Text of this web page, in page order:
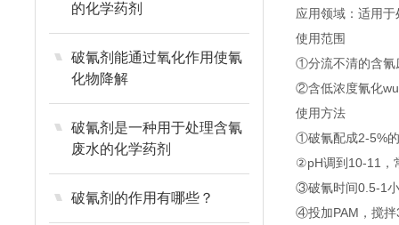
的化学药剂
破氰剂能通过氧化作用使氰
化物降解
破氰剂是一种用于处理含氰
废水的化学药剂
破氰剂的作用有哪些？
应用领域：适用
使用范围
①分流不清的含氰
②含低浓度氰化wu
使用方法
①破氰配成2-5%
②pH调到10-11，
③破氰时间0.5-1
④投加PAM，搅拌